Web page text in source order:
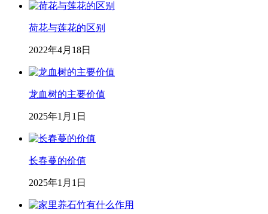
荷花与莲花的区别
2022年4月18日
龙血树的主要价值
2025年1月1日
长春蔓的价值
2025年1月1日